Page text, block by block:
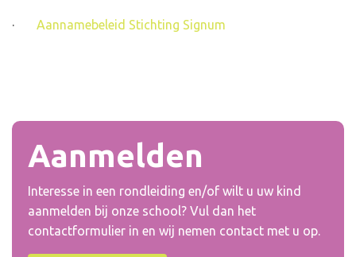
· Aannamebeleid Stichting Signum
Aanmelden
Interesse in een rondleiding en/of wilt u uw kind
aanmelden bij onze school? Vul dan het
contactformulier in en wij nemen contact met u op.